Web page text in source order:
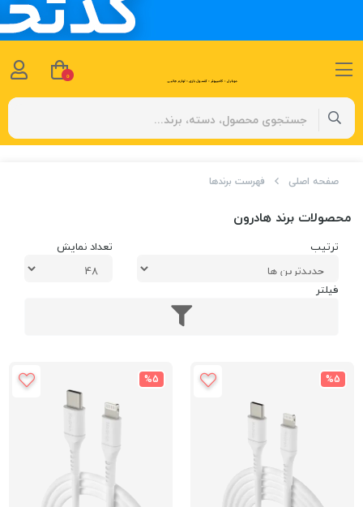
صفحه اصلی فهرست برندها
محصولات برند هادرون
ترتیب تعداد نمایش
فیلتر
%5
%5
0